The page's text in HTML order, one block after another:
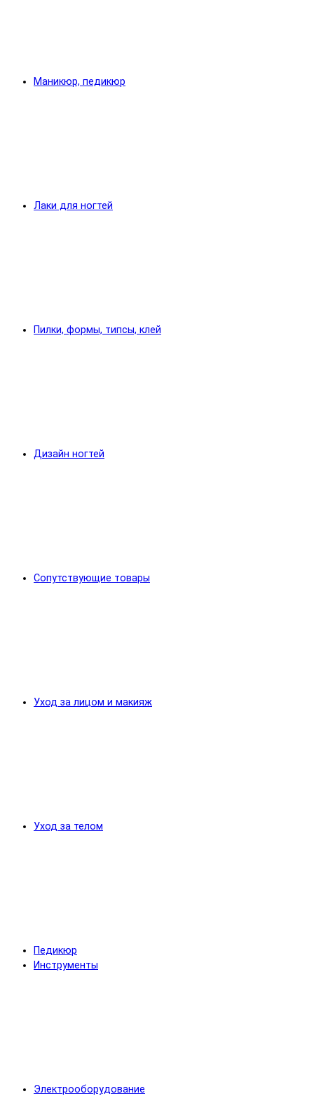
Маникюр, педикюр
Лаки для ногтей
Пилки, формы, типсы, клей
Дизайн ногтей
Сопутствующие товары
Уход за лицом и макияж
Уход за телом
Педикюр
Инструменты
Электрооборудование